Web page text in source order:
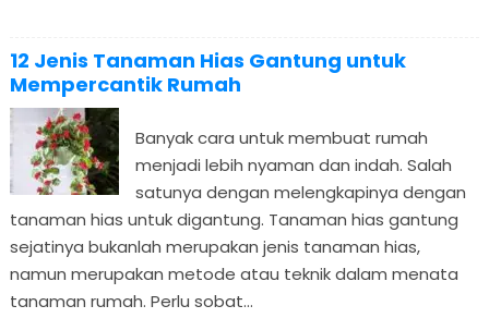
12 Jenis Tanaman Hias Gantung untuk
Mempercantik Rumah
Banyak cara untuk membuat rumah
menjadi lebih nyaman dan indah. Salah
satunya dengan melengkapinya dengan
tanaman hias untuk digantung. Tanaman hias gantung
sejatinya bukanlah merupakan jenis tanaman hias,
namun merupakan metode atau teknik dalam menata
tanaman rumah. Perlu sobat...